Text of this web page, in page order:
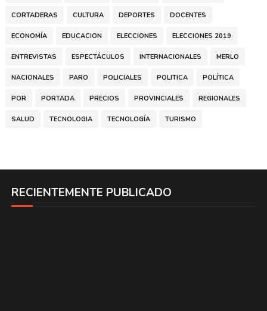
CORTADERAS CULTURA DEPORTES DOCENTES
ECONOMÍA EDUCACION ELECCIONES ELECCIONES 2019
ENTREVISTAS ESPECTÁCULOS INTERNACIONALES MERLO
NACIONALES PARO POLICIALES POLITICA POLÍTICA
POR PORTADA PRECIOS PROVINCIALES REGIONALES
SALUD TECNOLOGIA TECNOLOGÍA TURISMO
RECIENTEMENTE PUBLICADO